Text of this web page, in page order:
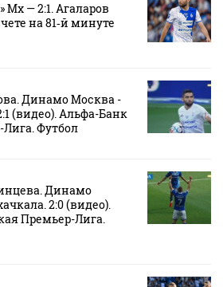
— 2:1. Агаларов
на 81‑й минуте
Динамо Москва -
(видео). Альфа-Банк
Футбол
Динамо
2:0 (видео).
Премьер-Лига.